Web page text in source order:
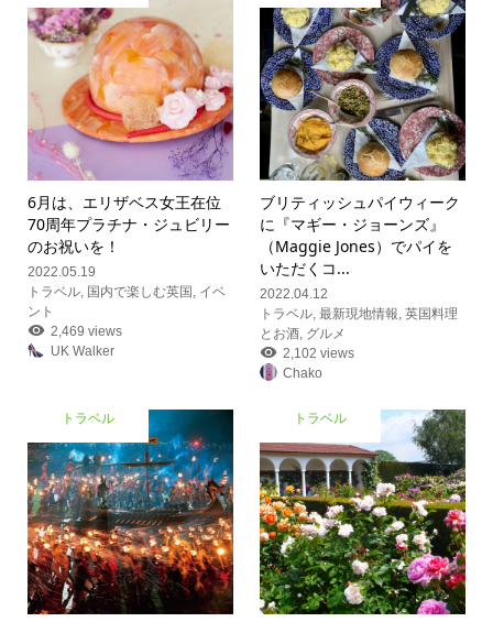
6月は、エリザベス女王在位
70周年プラチナ・ジュビリー
のお祝いを！
2022.05.19
トラベル, 国内で楽しむ英国 イベ
ント
2,469 views
UK Walker
ブリティッシュパイウィーク
に『マギー・ジョーンズ』
（Maggie Jones）でパイを
いただく コ...
2022.04.12
トラベル ,最新現地情報 ,英国料理
とお酒 グルメ
2,102 views
Chako
トラベル トラベル